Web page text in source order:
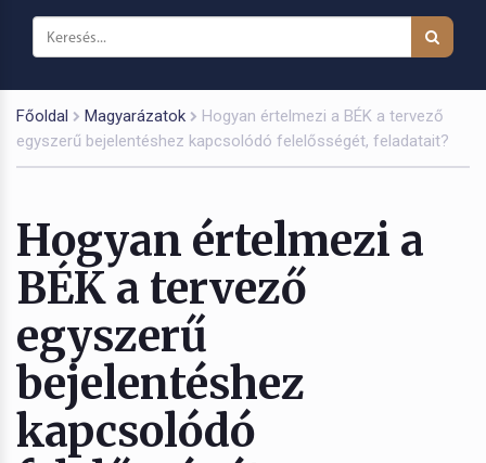
Főoldal Magyarázatok
Hogyan értelmezi a BÉK a tervező
egyszerű bejelentéshez kapcsolódó felelősségét, feladatait?
Hogyan értelmezi a
BÉK a tervező
egyszerű
bejelentéshez
kapcsolódó